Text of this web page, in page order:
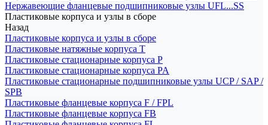
Нержавеющие фланцевые подшипниковые узлы UFL...SS
Пластиковые корпуса и узлы в сборе
Назад
Пластиковые корпуса и узлы в сборе
Пластиковые натяжные корпуса T
Пластиковые стационарные корпуса P
Пластиковые стационарные корпуса PA
Пластиковые стационарные подшипниковые узлы UCP / SAP /
SPB
Пластиковые фланцевые корпуса F / FPL
Пластиковые фланцевые корпуса FB